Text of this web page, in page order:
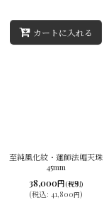
カートに入れる
至純風化紋・蓮師法帽天珠
45mm
38,000円(税別)
(税込: 41,800円)